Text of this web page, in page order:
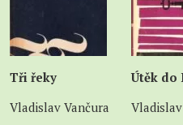
Tři řeky
Vladislav Vančura
Útěk do